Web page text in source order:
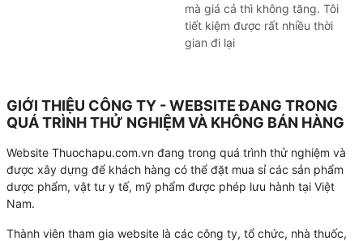
mà giá cả thì không tăng. Tôi
tiết kiệm được rất nhiều thời
gian đi lại
GIỚI THIỆU CÔNG TY - WEBSITE ĐANG TRONG
QUÁ TRÌNH THỬ NGHIỆM VÀ KHÔNG BÁN HÀNG
Website Thuochapu.com.vn đang trong quá trình thử nghiệm và
được xây dựng để khách hàng có thể đặt mua sỉ các sản phẩm
dược phẩm, vật tư y tế, mỹ phẩm được phép lưu hành tại Việt
Nam.
Thành viên tham gia website là các công ty, tổ chức, nhà thuốc,